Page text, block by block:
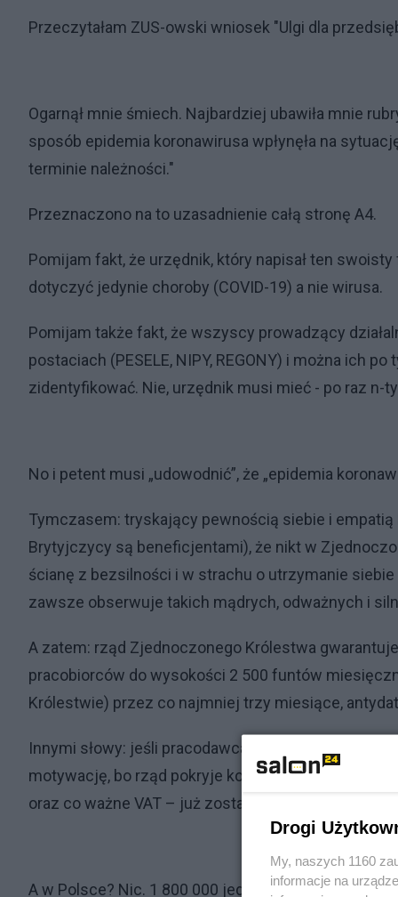
Przeczytałam ZUS-owski wniosek "Ulgi dla
Ogarnął mnie śmiech. Najbardziej ubawiła mnie
sposób epidemia koronawirusa wpłynęła na
terminie należności."
Przeznaczono na to uzasadnienie całą stronę A4.
Pomijam fakt, że urzędnik, który napisał ten
dotyczyć jedynie choroby (COVID-19) a nie wirusa.
Pomijam także fakt, że wszyscy prowadzący
postaciach (PESELE, NIPY, REGONY) i można ich
zidentyfikować. Nie, urzędnik musi mieć - po raz n-ty
No i petent musi „udowodnić”, że „epidemia
Tymczasem: tryskający pewnością siebie i empatią
Brytyjczycy są beneficjentami), że nikt w
ścianę z bezsilności i w strachu o utrzymanie
zawsze obserwuje takich mądrych, odważnych i
A zatem: rząd Zjednoczonego Królestwa
pracobiorców do wysokości 2 500 funtów
Królestwie) przez co najmniej trzy miesiące,
Innymi słowy: jeśli pracodawca miał zamiar kogoś
motywację, bo rząd pokryje koszta wynagrodzenia
oraz co ważne VAT – już zostały objęte tarczą
A w Polsce? Nic. 1 800 000 jednoosobowych
Drogi
My, naszych 1160
informacje na